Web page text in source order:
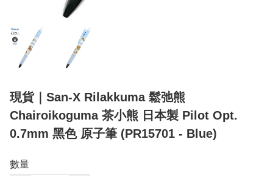
現貨｜San-X Rilakkuma 鬆弛熊
Chairoikoguma 茶小熊 日本製 Pilot Opt.
0.7mm 黑色 原子筆 (PR15701 - Blue)
數量